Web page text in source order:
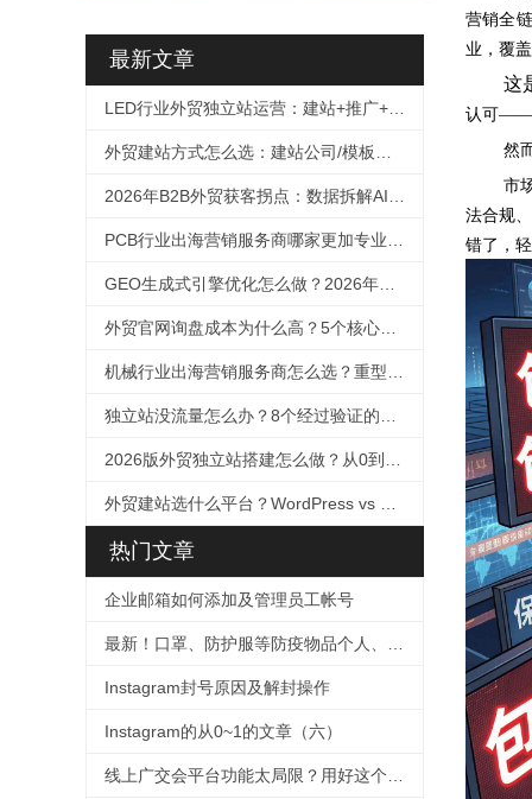
最新文章
热门文章
企业邮箱如何添加及管理员工帐号
Instagram封号原因及解封操作
Instagram的从0~1的文章（六）
营销全
业，覆
这
认可——
然
市
法合规
错了，